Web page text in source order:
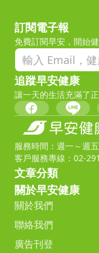
訂閱電子報
免費訂閱早安，開始
追蹤早安健康
讓一天的生活充滿了
服務時間：週一～週
客戶服務專線：02-
文章分類
關於早安健康
關於我們
聯絡我們
廣告刊登